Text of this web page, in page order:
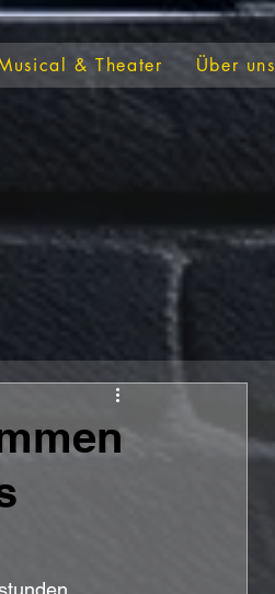
& Theater Über uns